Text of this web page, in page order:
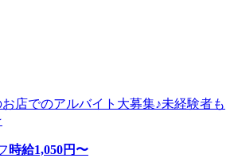
店でのアルバイト大募集♪未経験者も
時給1,050円〜